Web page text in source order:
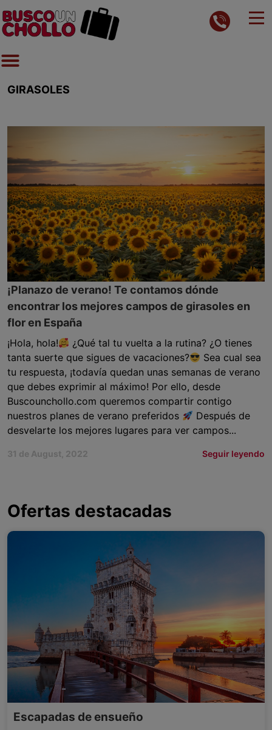
GIRASOLES
¡Planazo de verano! Te contamos dónde
encontrar los mejores campos de girasoles en
flor en España
¡Hola, hola!
¿Qué tal tu vuelta a la rutina? ¿O tienes
tanta suerte que sigues de vacaciones?
Sea cual sea
tu respuesta, ¡todavía quedan unas semanas de verano
que debes exprimir al máximo! Por ello, desde
Buscounchollo.com queremos compartir contigo
nuestros planes de verano preferidos
Después de
desvelarte los mejores lugares para ver campos...
31 de August, 2022 Seguir leyendo
Ofertas destacadas
Escapadas de ensueño